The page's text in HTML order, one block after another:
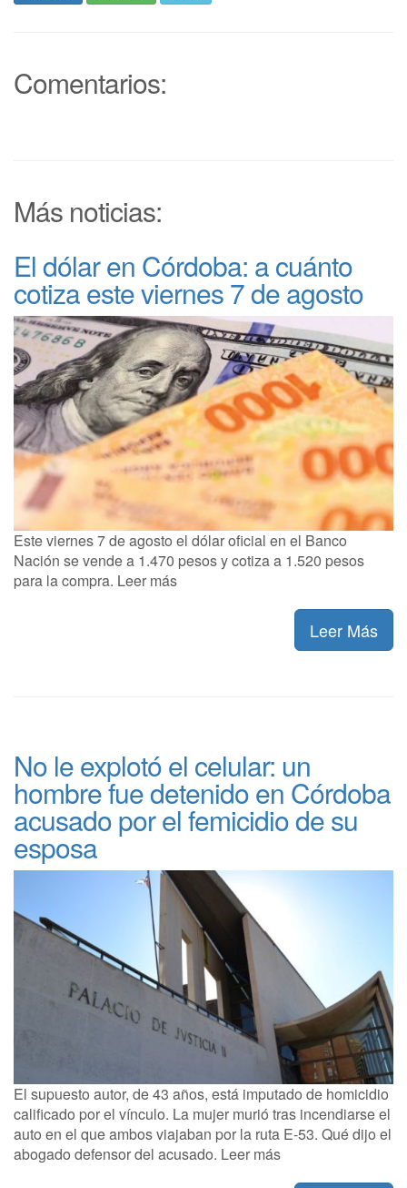
Comentarios:
Más noticias:
El dólar en Córdoba: a cuánto
cotiza este viernes 7 de agosto
Este viernes 7 de agosto el dólar oficial en el Banco
Nación se vende a 1.470 pesos y cotiza a 1.520 pesos
para la compra. Leer más
Leer Más
No le explotó el celular: un
hombre fue detenido en Córdoba
acusado por el femicidio de su
esposa
El supuesto autor, de 43 años, está imputado de homicidio
calificado por el vínculo. La mujer murió tras incendiarse el
auto en el que ambos viajaban por la ruta E-53. Qué dijo el
abogado defensor del acusado. Leer más